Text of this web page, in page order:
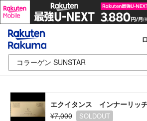
¥7,000
SOLDOUT